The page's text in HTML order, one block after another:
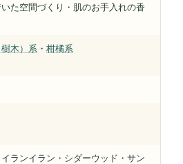
た空間づくり・肌のお手入れの香
木）系 ・ 柑橘系
ランイラン・シダーウッド・サン